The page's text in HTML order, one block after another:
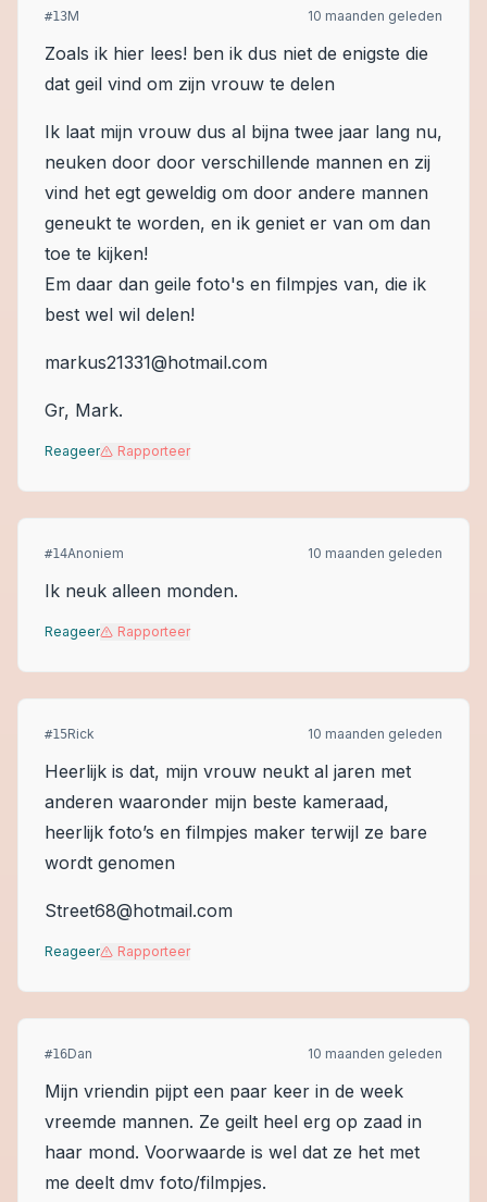
#13M 10 maanden geleden
Zoals ik hier lees! ben ik dus niet de enigste die
dat geil vind om zijn vrouw te delen
Ik laat mijn vrouw dus al bijna twee jaar lang nu,
neuken door door verschillende mannen en zij
vind het egt geweldig om door andere mannen
geneukt te worden, en ik geniet er van om dan
toe te kijken!
Em daar dan geile foto's en filmpjes van, die ik
best wel wil delen!
markus21331@hotmail.com
Gr, Mark.
Reageer Rapporteer
#14Anoniem 10 maanden geleden
Ik neuk alleen monden.
Reageer Rapporteer
#15Rick 10 maanden geleden
Heerlijk is dat, mijn vrouw neukt al jaren met
anderen waaronder mijn beste kameraad,
heerlijk foto’s en filmpjes maker terwijl ze bare
wordt genomen
Street68@hotmail.com
Reageer Rapporteer
#16Dan 10 maanden geleden
Mijn vriendin pijpt een paar keer in de week
vreemde mannen. Ze geilt heel erg op zaad in
haar mond. Voorwaarde is wel dat ze het met
me deelt dmv foto/filmpjes.